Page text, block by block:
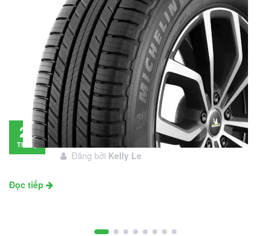
28
Tháng
Đánh giá lốp Michelin Primacy SUV: Đáng
đầu tư không?
Đăng bởi Kelly Le
Đọc tiếp